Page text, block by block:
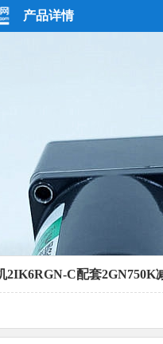
产品详情
2IK6RGN-C配套2GN750K